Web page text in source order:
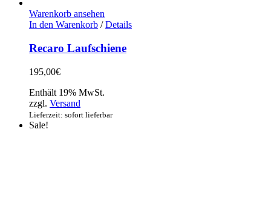
Warenkorb ansehen
In den Warenkorb / Details
Recaro Laufschiene
195,00€
Enthält 19% MwSt.
zzgl. Versand
Lieferzeit: sofort lieferbar
Sale!